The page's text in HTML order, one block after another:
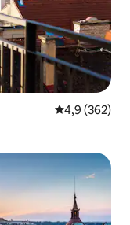
Évaluation
4,9 (362)